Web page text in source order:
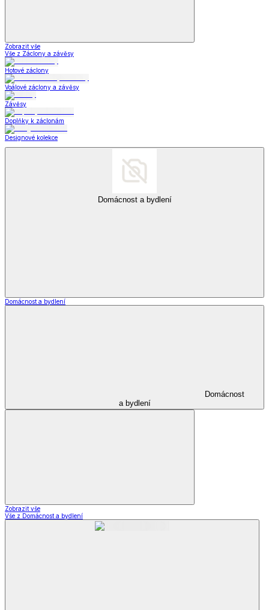
Zobrazit vše
Vše z Záclony a závěsy
Hotové záclony
Voálové záclony a závěsy
Závěsy
Doplňky k záclonám
Designové kolekce
Domácnost a bydlení
Domácnost a bydlení
Domácnost
a bydlení
Zobrazit vše
Vše z Domácnost a bydlení